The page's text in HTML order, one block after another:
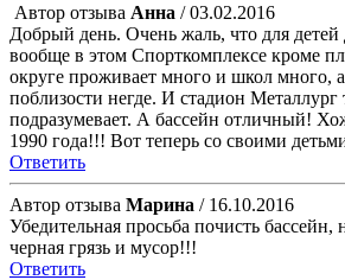
Автор отзыва Анна / 03.02.2016
Добрый день. Очень жаль, что для детей
вообще в этом Спорткомплексе кроме
округе проживает много и школ много, а
поблизости негде. И стадион Металлург
подразумевает. А бассейн отличный!
1990 года!!! Вот теперь со своими
Ответить
Автор отзыва Марина / 16.10.2016
Убедительная просьба почисть бассейн,
черная грязь и мусор!!!
Ответить